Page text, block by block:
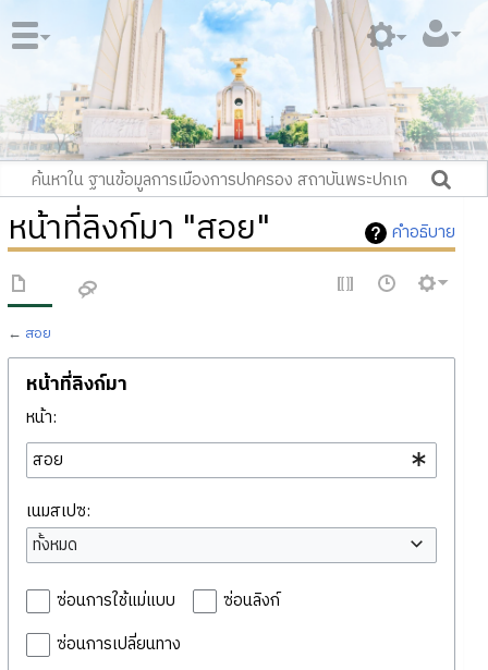
คำอธิบาย
หน้าที่ลิงก์มา "สอย"
← สอย
หน้าที่ลิงก์มา
หน้า:
เนมสเปซ:
ทั้งหมด
ซ่อนการใช้แม่แบบ
ซ่อนลิงก์
ซ่อนการเปลี่ยนทาง